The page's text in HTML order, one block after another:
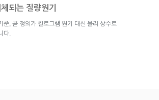
되는 질량원기
준, 곧 정의가 킬로그램 원기 대신 물리 상수로
다.